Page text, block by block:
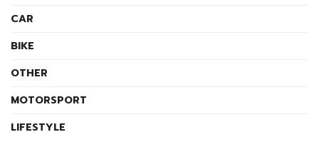
CAR
BIKE
OTHER
MOTORSPORT
LIFESTYLE